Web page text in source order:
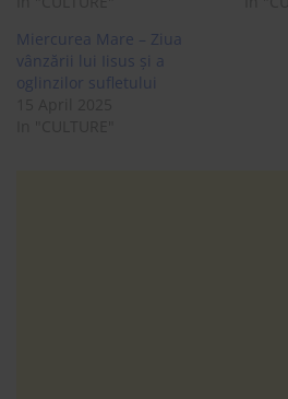
Miercurea Mare – Ziua
vânzării lui Iisus și a
oglinzilor sufletului